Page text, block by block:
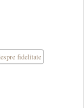
fidelitate